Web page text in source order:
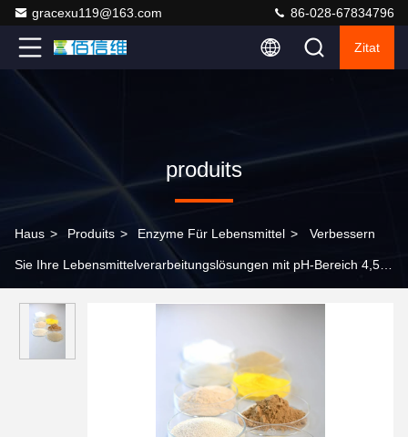
gracexu119@163.com 86-028-67834796
Zitat
produits
Haus > Produits > Enzyme Für Lebensmittel > Verbessern
Sie Ihre Lebensmittelverarbeitungslösungen mit pH-Bereich 4,5-